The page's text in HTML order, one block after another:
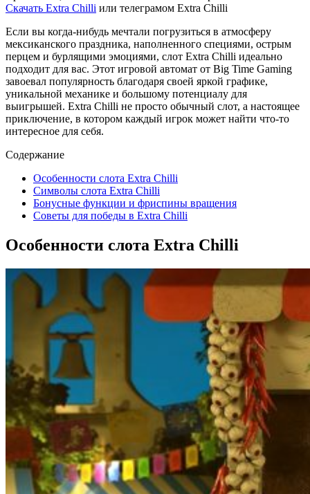
Скачать Extra Chilli или телеграмом Extra Chilli
Если вы когда-нибудь мечтали погрузиться в атмосферу
мексиканского праздника, наполненного специями, острым
перцем и бурлящими эмоциями, слот Extra Chilli идеально
подходит для вас. Этот игровой автомат от Big Time Gaming
завоевал популярность благодаря своей яркой графике,
уникальной механике и большому потенциалу для
выигрышей. Extra Chilli не просто обычный слот, а настоящее
приключение, в котором каждый игрок может найти что-то
интересное для себя.
Содержание
Особенности слота Extra Chilli
Символы слота Extra Chilli
Бонусные функции и фриспины вращения
Советы для победы в Extra Chilli
Особенности слота Extra Chilli